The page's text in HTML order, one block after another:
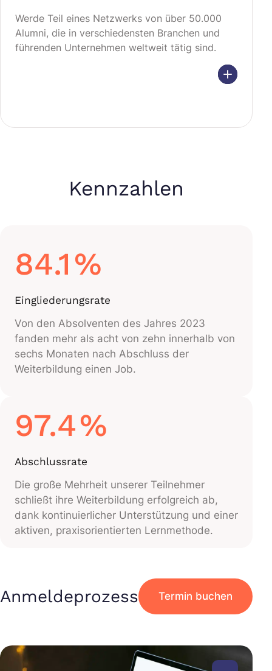
Werde Teil eines Netzwerks von über 50.000
Alumni, die in verschiedensten Branchen und
führenden Unternehmen weltweit tätig sind.
Kennzahlen
84.1%
Eingliederungsrate
Von den Absolventen des Jahres 2023
fanden mehr als acht von zehn innerhalb von
sechs Monaten nach Abschluss der
Weiterbildung einen Job.
97.4%
Abschlussrate
Die große Mehrheit unserer Teilnehmer
schließt ihre Weiterbildung erfolgreich ab,
dank kontinuierlicher Unterstützung und einer
aktiven, praxisorientierten Lernmethode.
Anmeldeprozess Termin buchen